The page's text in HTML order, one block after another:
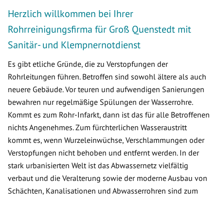
Herzlich willkommen bei Ihrer
Rohrreinigungsfirma für Groß Quenstedt mit
Sanitär- und Klempnernotdienst
Es gibt etliche Gründe, die zu Verstopfungen der
Rohrleitungen führen. Betroffen sind sowohl ältere als auch
neuere Gebäude. Vor teuren und aufwendigen Sanierungen
bewahren nur regelmäßige Spülungen der Wasserrohre.
Kommt es zum Rohr-Infarkt, dann ist das für alle Betroffenen
nichts Angenehmes. Zum fürchterlichen Wasseraustritt
kommt es, wenn Wurzeleinwüchse, Verschlammungen oder
Verstopfungen nicht behoben und entfernt werden. In der
stark urbanisierten Welt ist das Abwassernetz vielfältig
verbaut und die Veralterung sowie der moderne Ausbau von
Schächten, Kanalisationen und Abwasserrohren sind zum